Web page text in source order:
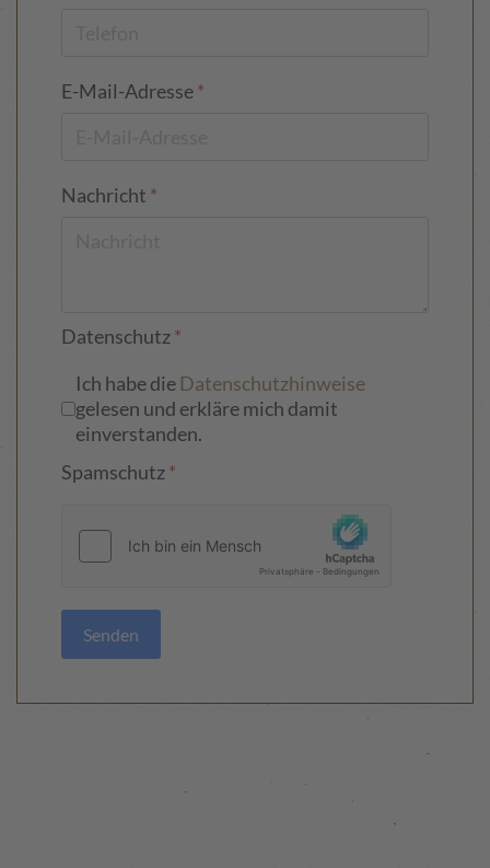
E-Mail-Adresse*
Nachricht *
Datenschutz*
Ich habe die Datenschutzhinweise
gelesen und erkläre mich damit
einverstanden.
Spamschutz*
Senden